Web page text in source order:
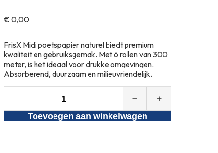
€ 0,00
FrisX Midi poetspapier naturel biedt premium
kwaliteit en gebruiksgemak. Met 6 rollen van 300
meter, is het ideaal voor drukke omgevingen.
Absorberend, duurzaam en milieuvriendelijk.
Midi
poetspapier
Toevoegen aan winkelwagen